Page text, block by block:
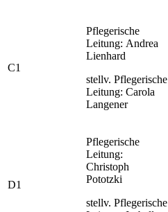
C1
Pflegerische
Leitung: Andrea
Lienhard
stellv. Pflegerische
Leitung: Carola
Langener
D1
Pflegerische
Leitung:
Christoph
Pototzki
stellv. Pflegerische